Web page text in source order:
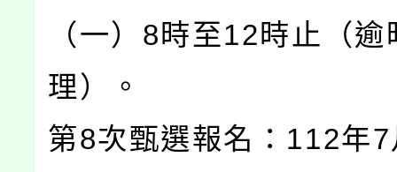
（一）8時至12時止（
理）。
第8次甄選報名：112年